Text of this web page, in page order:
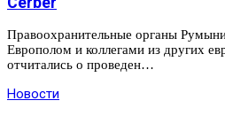
Правоохранительные органы
Европолом и коллегами из других
отчитались о проведен…
Новости